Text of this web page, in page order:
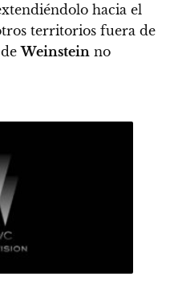
hacia el
territorios fuera de
deWeinstein no